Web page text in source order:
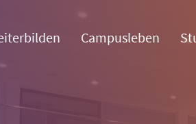
Campusleben